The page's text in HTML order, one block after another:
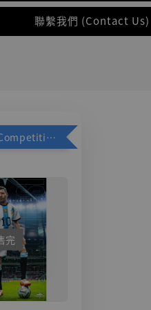
聯繫我們 (Contact Us)
加購優惠【Competitive Toys 梅西 [CM001]】
完